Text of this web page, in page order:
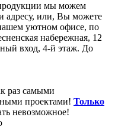
мы можем
адресу, или, Вы можете
уютном офисе, по
набережная, 12
вход, 4-й этаж. До
раз самыми
проектами! Только
невозможное!